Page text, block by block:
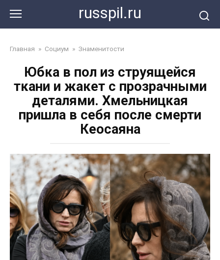
контенту
russpil.ru
Главная » Социум » Знаменитости
Юбка в пол из струящейся
ткани и жакет с прозрачными
деталями. Хмельницкая
пришла в себя после смерти
Кеосаяна